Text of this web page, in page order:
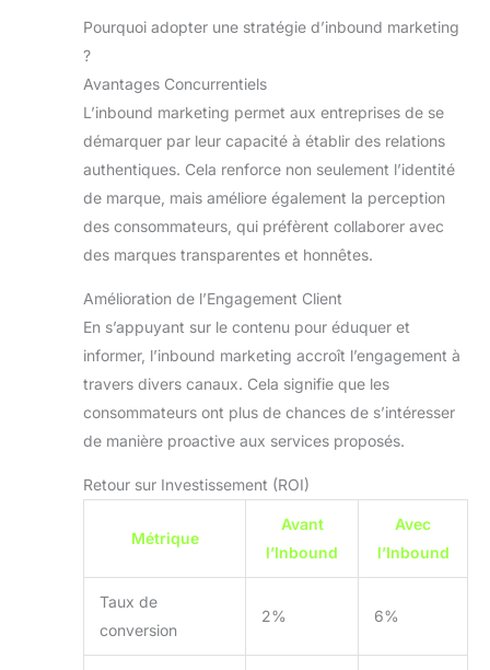
Pourquoi adopter une stratégie d’inbound marketing
?
Avantages Concurrentiels
L’inbound marketing permet aux entreprises de se
démarquer par leur capacité à établir des relations
authentiques. Cela renforce non seulement l’identité
de marque, mais améliore également la perception
des consommateurs, qui préfèrent collaborer avec
des marques transparentes et honnêtes.
Amélioration de l’Engagement Client
En s’appuyant sur le contenu pour éduquer et
informer, l’inbound marketing accroît l’engagement à
travers divers canaux. Cela signifie que les
consommateurs ont plus de chances de s’intéresser
de manière proactive aux services proposés.
Retour sur Investissement (ROI)
Métrique
Avant
l’Inbound
Avec
l’Inbound
Taux de
conversion
2% 6%